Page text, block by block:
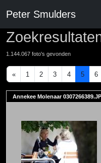
Peter Smulders
1.144.067 foto's gevonden
« 1 2 3 4 5 6
Annekee Molenaar